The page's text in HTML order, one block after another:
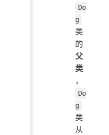
Do
g
类
的
父
类
，
Do
g
类
从